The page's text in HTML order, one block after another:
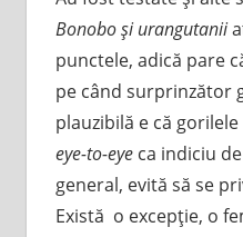
Bonobo şi urangutanii
punctele, adică pare
pe când surprinzător
plauzibilă e că
eye-to-eyeca indiciu
general, evită să se
Există o excepţie, o